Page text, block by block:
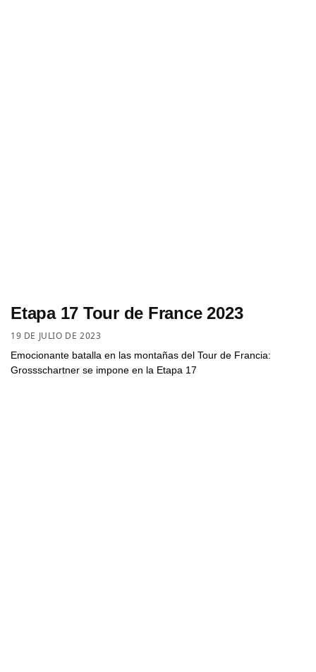
Etapa 17 Tour de France 2023
19 DE JULIO DE 2023
Emocionante batalla en las montañas del Tour de Francia:
Grossschartner se impone en la Etapa 17